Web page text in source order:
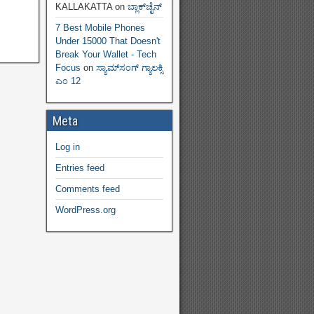
KALLAKATTAon ಬ್ಲಾಕ್‌ಚೈನ್‌
7 Best Mobile Phones
Under 15000 That Doesn't
Break Your Wallet - Tech
Focus on ಸ್ಯಾಮ್‌ಸಂಗ್ ಗ್ಯಾಲಕ್ಸಿ
ಎಂ 12
Meta
Log in
Entries feed
Comments feed
WordPress.org